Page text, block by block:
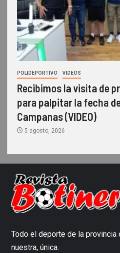
POLIDEPORTIVO VIDEOS
Recibimos la visita de
para palpitar la fecha
Campanas (VIDEO)
5 agosto, 2026
Todo el deporte de la provincia
nuestra, única.